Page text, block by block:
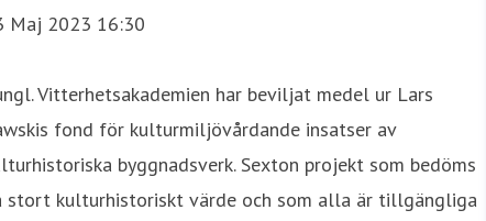
Maj 2023 16:30
Vitterhetsakademien har beviljat medel ur Lars
fond för kulturmiljövårdande insatser av
byggnadsverk. Sexton projekt som bedöms
stort kulturhistoriskt värde och som alla är tillgängliga